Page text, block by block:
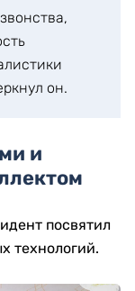
он.
и
посвятил
технологий.